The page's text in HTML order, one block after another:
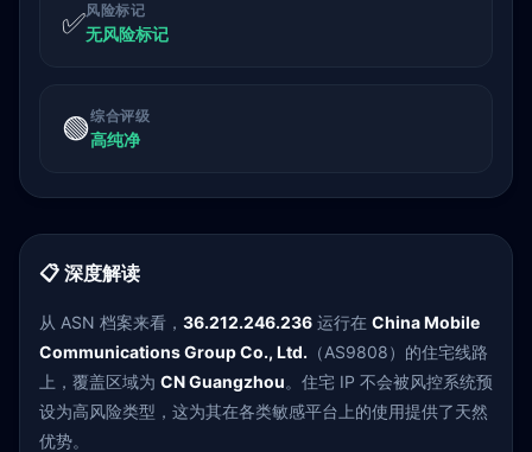
✅风险标记
无风险标记
🟢综合评级
高纯净
📋 深度解读
从 ASN 档案来看， 36.212.246.236 运行在 China Mobile
Communications Group Co., Ltd. （AS9808）的住宅线路
上，覆盖区域为 CN Guangzhou。住宅 IP 不会被风控系统预
设为高风险类型，这为其在各类敏感平台上的使用提供了天然
优势。